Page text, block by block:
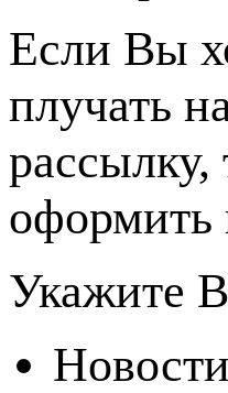
Если Вы
плучать
оформить
Укажите